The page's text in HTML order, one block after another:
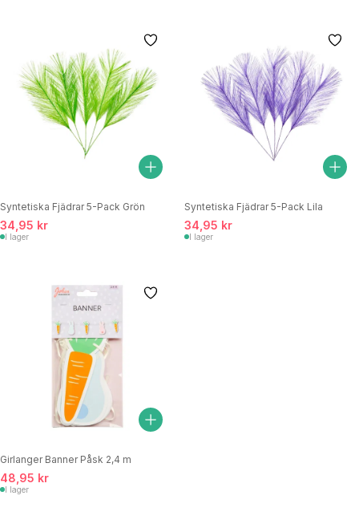
Syntetiska Fjädrar 5-Pack Grön
34,95 kr
I lager
Syntetiska Fjädrar 5-Pack Lila
34,95 kr
I lager
Girlanger Banner Påsk 2,4 m
48,95 kr
I lager